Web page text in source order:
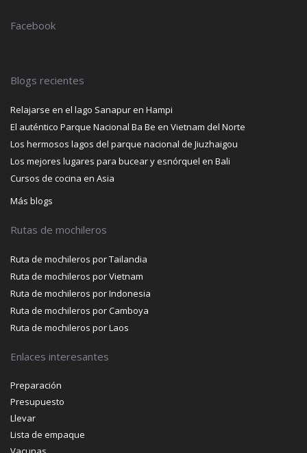
Facebook
Blogs recientes
Relajarse en el lago Sanapur en Hampi
El auténtico Parque Nacional Ba Be en Vietnam del Norte
Los hermosos lagos del parque nacional de Jiuzhaigou
Los mejores lugares para bucear y esnórquel en Bali
Cursos de cocina en Asia
Más blogs
Rutas de mochileros
Ruta de mochileros por Tailandia
Ruta de mochileros por Vietnam
Ruta de mochileros por Indonesia
Ruta de mochileros por Camboya
Ruta de mochileros por Laos
Enlaces interesantes
Preparación
Presupuesto
Llevar
Lista de empaque